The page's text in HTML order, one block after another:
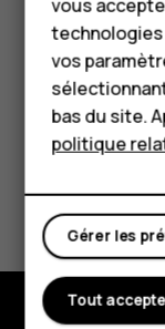
Mon
locales.
Avez-vous
Oui Non
vous
technologies
vos
bas du site.
politique
Gérer les
Tout